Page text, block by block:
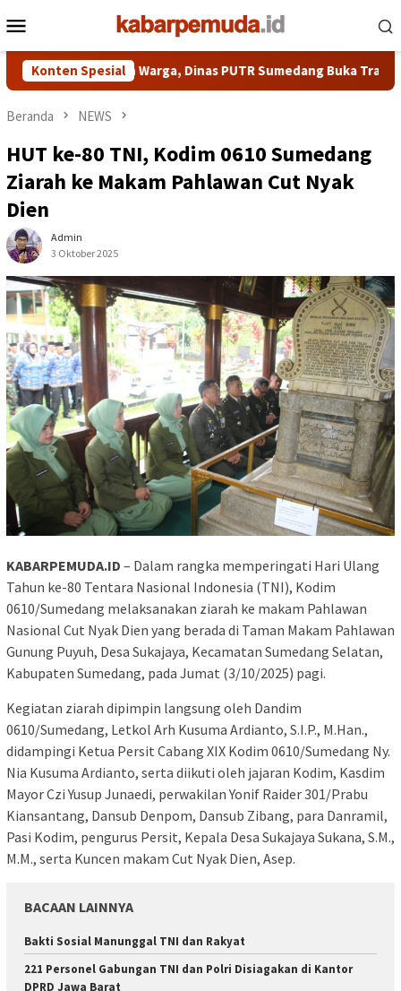
ke
Mobile
Konten SpesialWarga, Dinas PUTR Sumedang Buka Trase Baru
Beranda NEWS
HUT ke-80 TNI, Kodim 0610 Sumedang
Ziarah ke Makam Pahlawan Cut Nyak
Dien
Admin
3 Oktober 2025
KABARPEMUDA.ID – Dalam rangka memperingati Hari Ulang
Tahun ke-80 Tentara Nasional Indonesia (TNI), Kodim
0610/Sumedang melaksanakan ziarah ke makam Pahlawan
Nasional Cut Nyak Dien yang berada di Taman Makam Pahlawan
Gunung Puyuh, Desa Sukajaya, Kecamatan Sumedang Selatan,
Kabupaten Sumedang, pada Jumat (3/10/2025) pagi.
Kegiatan ziarah dipimpin langsung oleh Dandim
0610/Sumedang, Letkol Arh Kusuma Ardianto, S.I.P., M.Han.,
didampingi Ketua Persit Cabang XIX Kodim 0610/Sumedang Ny.
Nia Kusuma Ardianto, serta diikuti oleh jajaran Kodim, Kasdim
Mayor Czi Yusup Junaedi, perwakilan Yonif Raider 301/Prabu
Kiansantang, Dansub Denpom, Dansub Zibang, para Danramil,
Pasi Kodim, pengurus Persit, Kepala Desa Sukajaya Sukana, S.M.,
M.M., serta Kuncen makam Cut Nyak Dien, Asep.
BACAAN LAINNYA
Bakti Sosial Manunggal TNI dan Rakyat
221 Personel Gabungan TNI dan Polri Disiagakan di Kantor
DPRD Jawa Barat